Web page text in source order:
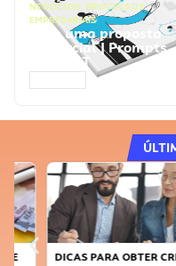
NEGÓCIOS, PROCESSOS
EMPRESARIAIS
Faça uma proposta
comercial | Prompts
ChatGPT
DICAS PARA OBTER CRÉDITO